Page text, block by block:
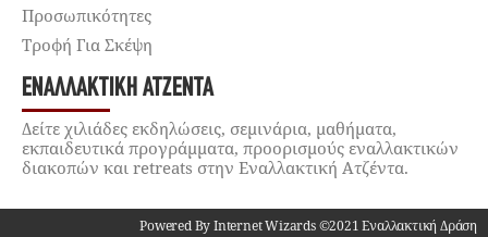
Προσωπικότητες
Τροφή Για Σκέψη
ΕΝΑΛΛΑΚΤΙΚΉ ΑΤΖΈΝΤΑ
Δείτε χιλιάδες εκδηλώσεις, σεμινάρια, μαθήματα,
εκπαιδευτικά προγράμματα, προορισμούς εναλλακτικών
διακοπών και retreats στην Εναλλακτική Ατζέντα.
Powered By Internet Wizards ©2021 Εναλλακτική Δράση